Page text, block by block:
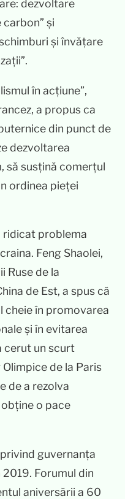
dezvoltare
și
și învățare
în acțiune”,
a propus ca
din punct de
dezvoltarea
să susțină comerțul
ordinea pieței
problema
Feng Shaolei,
Ruse de la
de Est, a spus că
cheie în promovarea
și în evitarea
cerut un scurt
de la Paris
de a rezolva
o pace
guvernanța
Forumul din
aniversării a 60